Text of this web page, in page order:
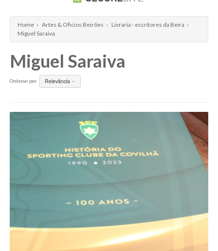
Quinta dos Currais - Fundão
Rui Reboredo Madeira
Vinhos Almeida Garrett
Home › Artes & Oficios Beirões › Livraria - escritores da Beira ›
Miguel Saraiva
Miguel Saraiva
Ordenar por Relevância